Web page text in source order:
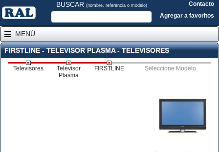
BUSCAR (nombre, referencia o modelo)
Contacto
Agregar a favoritos
MENÚ
FIRSTLINE - TELEVISOR PLASMA - TELEVISORES
Televisores
Televisor
Plasma
FIRSTLINE Seleccione Modelo